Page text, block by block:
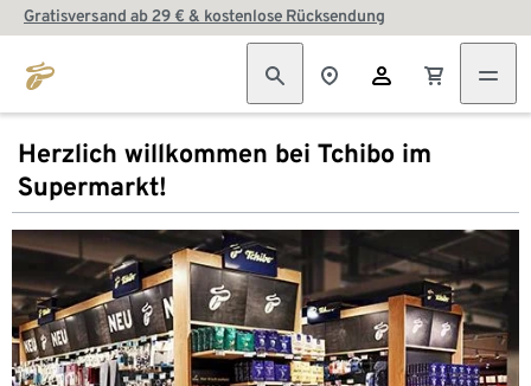
Gratisversand ab 29 € & kostenlose Rücksendung
Herzlich willkommen bei Tchibo im
Supermarkt!